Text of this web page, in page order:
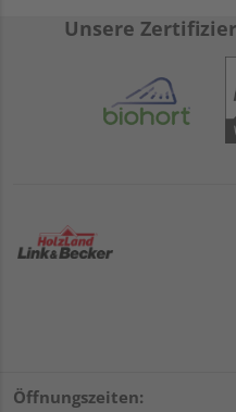
Unsere
Öffnungszeiten: